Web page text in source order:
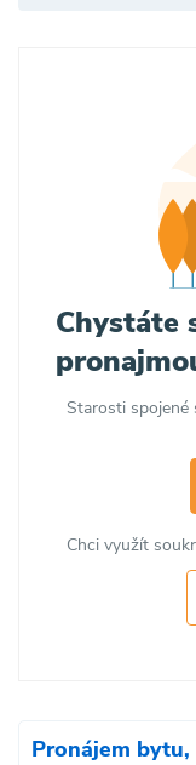
Chystáte
Starosti spojené
Chci využít
Pronájem bytu,